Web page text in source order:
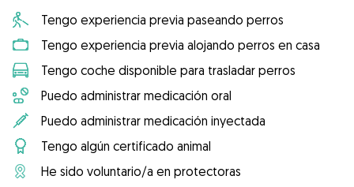
Tengo experiencia previa paseando perros
Tengo experiencia previa alojando perros en casa
Tengo coche disponible para trasladar perros
Puedo administrar medicación oral
Puedo administrar medicación inyectada
Tengo algún certificado animal
He sido voluntario/a en protectoras